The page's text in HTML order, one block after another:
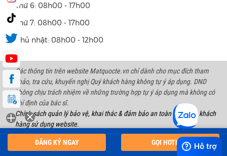
Thứ 6: 08h00 - 17h00
Thứ 7: 08h00 - 17h00
Chủ nhật: 08h00 - 12h00
Các thông tin trên website Matquocte.vn chỉ dành cho mục đích tham
khảo, tra cứu, khuyến nghị Quý khách hàng không tự ý áp dụng. DND
không chịu trách nhiệm về những trường hợp tự ý áp dụng mà không có
chỉ định của bác sĩ.
Chính sách quản lý bảo vệ, khai thác & đảm bảo an toàn thông tin khách
hàng sử dụng website.
Copyright 2023 International Eye Hospital | All right reserved. Address:
128 Bùi Thị Xuân Str, Hà Nội.
ĐĂNG KÝ NGAY GỌI HOTLINE